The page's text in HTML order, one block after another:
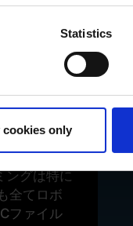
can be accurate to
set your preferences in
Statistics
cookies only
ングは特に
全てロボ
ファイル